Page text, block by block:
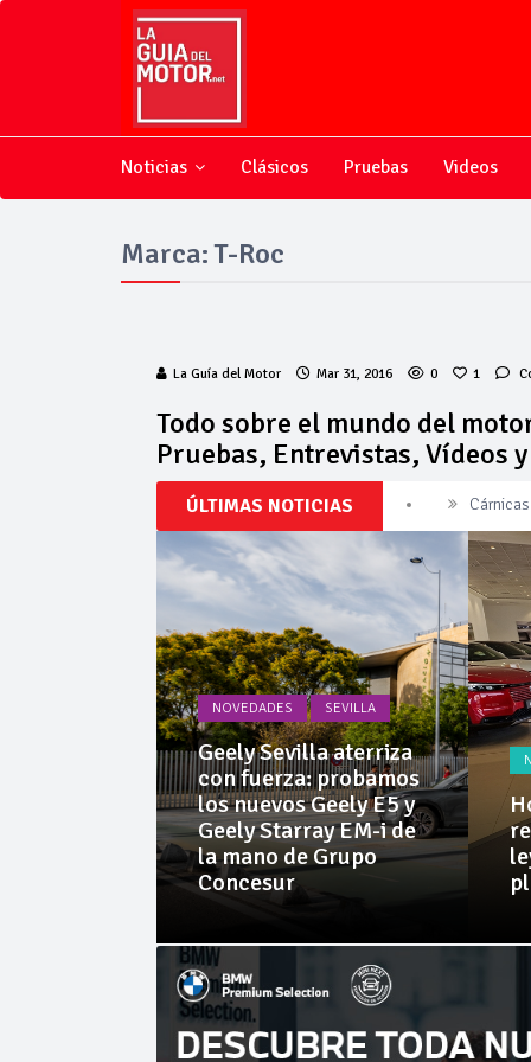
Noticias Clásicos Pruebas Videos
Marca: T-Roc
La Guía del Motor Mar 31, 2016 0 1
Todo sobre el mundo del
Pruebas, Entrevistas, Vídeos
ÚLTIMAS NOTICIAS
La
Invercar
NOVEDADES SEVILLA
Geely Sevilla aterriza
con fuerza: probamos
los nuevos Geely E5 y
Geely Starray EM-i de
la mano de Grupo
Concesur